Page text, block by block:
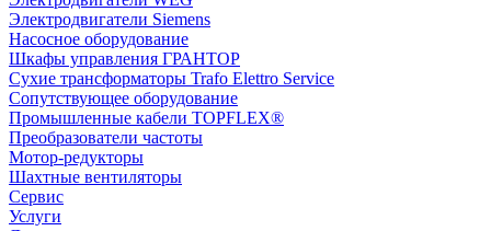
Электродвигатели Siemens
Насосное оборудование
Шкафы управления ГРАНТОР
Сухие трансформаторы Trafo Elettro Service
Сопутствующее оборудование
Промышленные кабели TOPFLEX®
Преобразователи частоты
Мотор-редукторы
Шахтные вентиляторы
Сервис
Услуги